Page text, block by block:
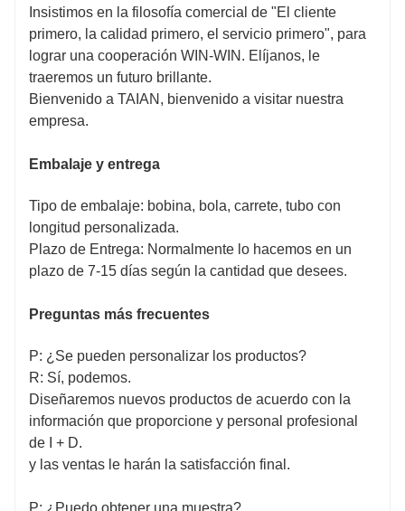
Insistimos en la filosofía comercial de "El cliente
primero, la calidad primero, el servicio primero", para
lograr una cooperación WIN-WIN. Elíjanos, le
traeremos un futuro brillante.
Bienvenido a TAIAN, bienvenido a visitar nuestra
empresa.
Embalaje y entrega
Tipo de embalaje: bobina, bola, carrete, tubo con
longitud personalizada.
Plazo de Entrega: Normalmente lo hacemos en un
plazo de 7-15 días según la cantidad que desees.
Preguntas más frecuentes
P: ¿Se pueden personalizar los productos?
R: Sí, podemos.
Diseñaremos nuevos productos de acuerdo con la
información que proporcione y personal profesional
de I + D.
y las ventas le harán la satisfacción final.
P: ¿Puedo obtener una muestra?